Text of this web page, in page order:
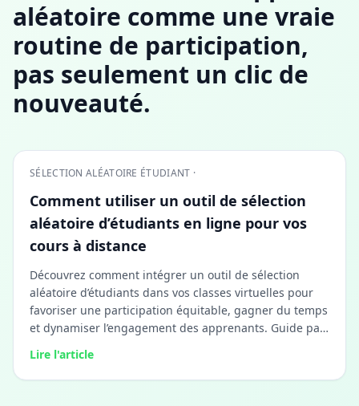
aléatoire comme une vraie
routine de participation,
pas seulement un clic de
nouveauté.
SÉLECTION ALÉATOIRE ÉTUDIANT ·
Comment utiliser un outil de sélection
aléatoire d’étudiants en ligne pour vos
cours à distance
Découvrez comment intégrer un outil de sélection
aléatoire d’étudiants dans vos classes virtuelles pour
favoriser une participation équitable, gagner du temps
et dynamiser l’engagement des apprenants. Guide pas
Classroom.
Lire l'article